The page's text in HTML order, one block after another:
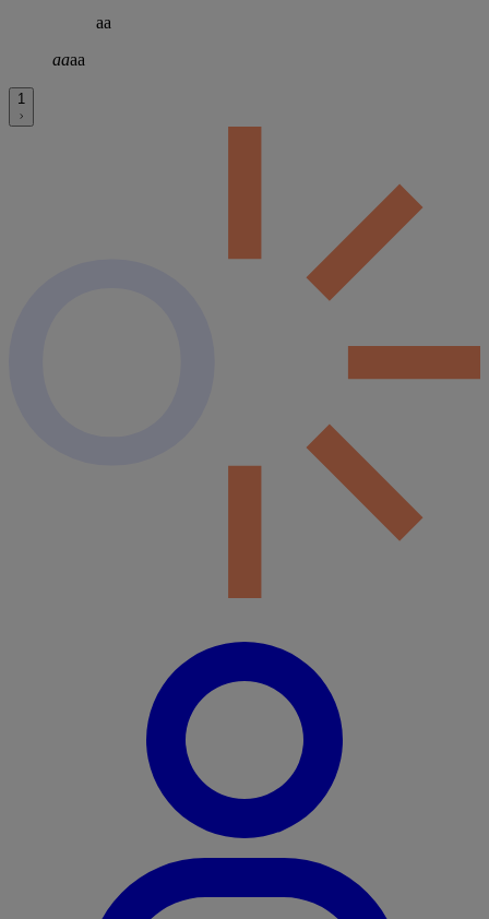
aa
aaaa
1